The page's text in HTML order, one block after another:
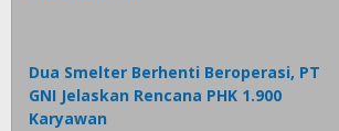
Dua Smelter Berhenti Beroperasi, PT
GNI Jelaskan Rencana PHK 1.900
Karyawan